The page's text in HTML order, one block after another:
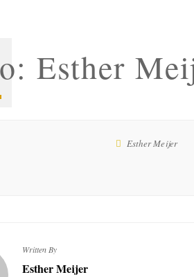
Esther
Esther Meijer
Written By
Esther Meijer